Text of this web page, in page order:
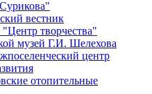
вестник
творчества"
музей Г.И. Шелехова
центр
отопительные